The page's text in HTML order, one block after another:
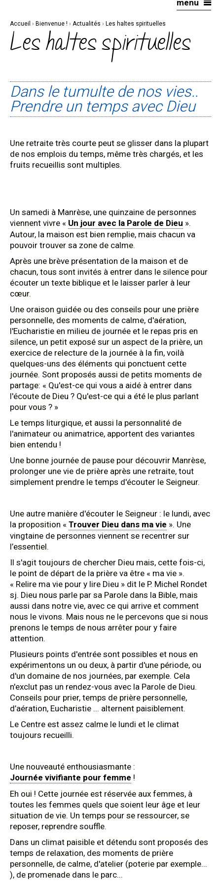
navigation
menu
Accueil › Bienvenue ! › Actualités › Les haltes spirituelles
Les haltes spirituelles
Dans le tumulte de nos vies..
Prendre un temps avec Dieu
Une retraite très courte peut se glisser dans la plupart
de nos emplois du temps, même très chargés, et les
fruits recueillis sont multiples.
Un samedi à Manrèse, une quinzaine de personnes
viennent vivre « Un jour avec la Parole de Dieu ».
Autour, la maison est bien remplie, mais chacun va
pouvoir trouver sa zone de calme.
Après une brève présentation de la maison et de
chacun, tous sont invités à entrer dans le silence pour
écouter un texte biblique et le laisser parler à leur
cœur.
Une oraison guidée ou des conseils pour une prière
personnelle, des moments de calme, d'aération,
l'Eucharistie en milieu de journée et le repas pris en
silence, un petit exposé sur un aspect de la prière, un
exercice de relecture de la journée à la fin, voilà
quelques-uns des éléments qui ponctuent cette
journée. Sont proposés aussi de petits moments de
partage: « Qu'est-ce qui vous a aidé à entrer dans
l'écoute de Dieu ? Qu'est-ce qui a été le plus parlant
pour vous ? »
Le temps liturgique, et aussi la personnalité de
l'animateur ou animatrice, apportent des variantes
bien entendu !
Une bonne journée de pause pour découvrir Manrèse,
prolonger une vie de prière après une retraite, tout
simplement prendre le temps d'écouter le Seigneur.
Une autre manière d'écouter le Seigneur : le lundi, avec
la proposition « Trouver Dieu dans ma vie ». Une
vingtaine de personnes viennent se recentrer sur
l’essentiel.
Il s'agit toujours de chercher Dieu mais, cette fois-ci,
le point de départ de la prière va être « ma vie ».
« Relire ma vie pour y lire Dieu » dit le P. Michel Rondet
sj. Dieu nous parle par sa Parole dans la Bible, mais
aussi dans notre vie, avec ce qui arrive et comment
nous le vivons. Mais nous ne le percevons que si nous
prenons le temps de nous arrêter pour y faire
attention.
Plusieurs points d'entrée sont possibles et nous en
expérimentons un ou deux, à partir d'une période, ou
d'un domaine de nos journées, par exemple. Cela
n'exclut pas un rendez-vous avec la Parole de Dieu.
Conseils pour prier, temps de prière personnelle,
d’aération, Eucharistie ... alternent paisiblement.
Le Centre est assez calme le lundi et le climat
toujours recueilli.
Une nouveauté enthousiasmante :
Journée vivifiante pour femme !
Eh oui ! Cette journée est réservée aux femmes, à
toutes les femmes quels que soient leur âge et leur
situation de vie. Un temps pour se ressourcer, se
reposer, reprendre souffle.
Dans un climat paisible et détendu sont proposés des
temps de relaxation, des moments de prière
personnelle, de calme, d'atelier (poterie par exemple...
), de promenade dans le parc...